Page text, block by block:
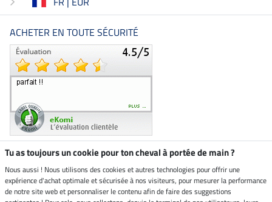
ACHETER EN TOUTE SÉCURITÉ
Boutique climatiquement
neutre
Tu as toujours un cookie pour ton cheval à portée de main ?
Nous aussi ! Nous utilisons des cookies et autres technologies pour offrir une
expérience d'achat optimale et sécurisée à nos visiteurs, pour mesurer la performance
de notre site web et personnaliser le contenu afin de faire des suggestions